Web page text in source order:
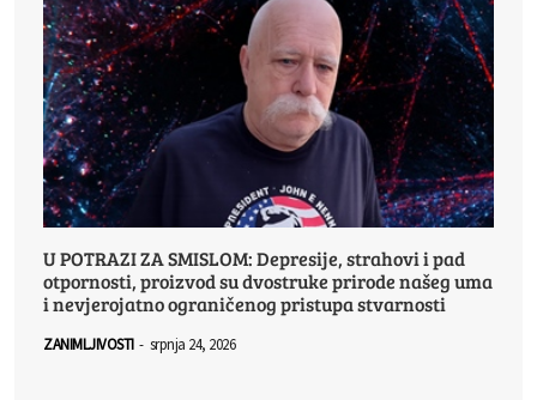
U POTRAZI ZA SMISLOM: Depresije, strahovi i pad
otpornosti, proizvod su dvostruke prirode našeg uma
i nevjerojatno ograničenog pristupa stvarnosti
ZANIMLJIVOSTI - srpnja 24, 2026